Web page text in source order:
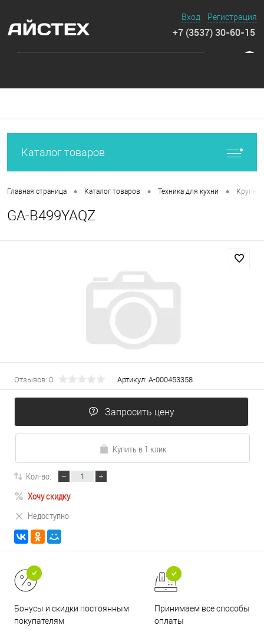
Вход Регистрация
+7 (3537) 30-60-15
Каталог товаров
Главная страница • Каталог товаров • Техника для кухни •
GA-B499YAQZ
Отзывов: 0 Артикул: А-000453358
Запросить цену
Купить в 1 клик
Кол-во:
Хочу скидку
Недоступно
Бонусы и скидки постоянным
покупателям
Принимаем все способы
оплаты